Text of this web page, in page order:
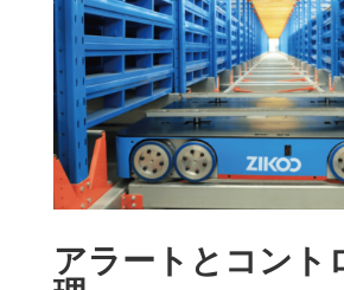
アラートとコント